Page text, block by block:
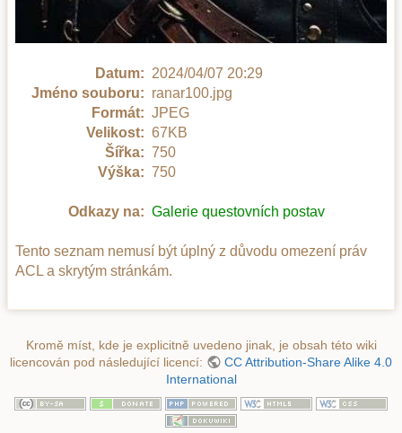
Datum: 2024/04/07 20:29
Jméno souboru: ranar100.jpg
Formát: JPEG
Velikost: 67KB
Šířka: 750
Výška: 750
Odkazy na: Galerie questovních postav
Tento seznam nemusí být úplný z důvodu omezení práv
ACL a skrytým stránkám.
Kromě míst, kde je explicitně uvedeno jinak, je obsah této wiki
licencován pod následující licencí:
CC Attribution-Share Alike 4.0
International